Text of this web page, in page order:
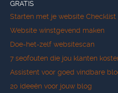
GRATIS
Starten met je website Checklist
Website winstgevend maken
Doe-het-zelf websitescan
7 seofouten die jou klanten
Assistent voor goed vindbare
20 ideeën voor jouw blog